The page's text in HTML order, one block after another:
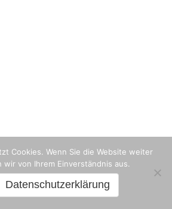
Cookies. Wenn Sie die Website weiter
wir von Ihrem Einverständnis aus.
Datenschutzerklärung